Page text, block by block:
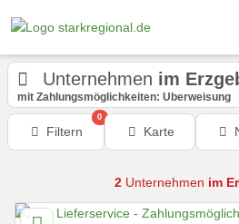
Unternehmen im
mit Zahlungsmöglichkeiten: Überweisung
Filtern
0
Karte
2 Unternehmen im